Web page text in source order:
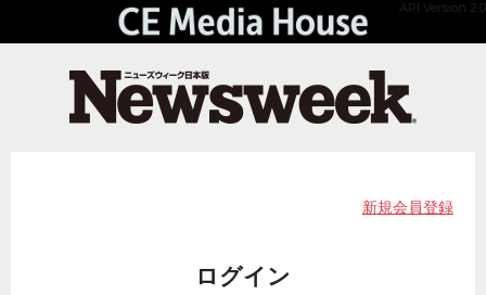
API Version 2.0
新規会員登録
ログイン